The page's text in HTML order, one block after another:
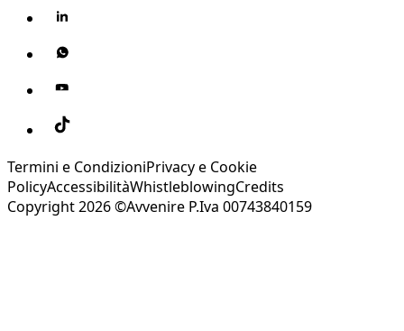
Termini e CondizioniPrivacy e Cookie
PolicyAccessibilitàWhistleblowingCredits
Copyright 2026 ©Avvenire P.Iva 00743840159